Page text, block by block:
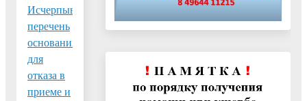
Исчерпывающий
перечень
оснований
для
отказа в
приеме и